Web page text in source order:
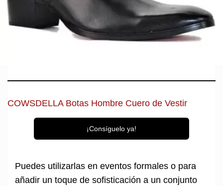
COWSDELLA Botas Hombre Cuero de Vestir
¡Consíguelo ya!
Puedes utilizarlas en eventos formales o para
añadir un toque de sofisticación a un conjunto